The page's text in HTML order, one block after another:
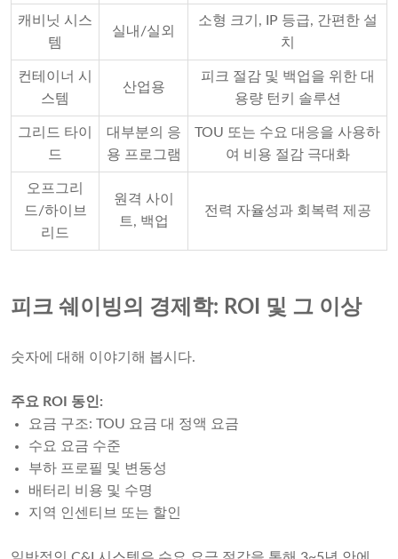
캐비닛 시스
템
실내/실외
소형 크기, IP 등급, 간편한 설
치
컨테이너 시
스템
산업용
피크 절감 및 백업을 위한 대
용량 턴키 솔루션
그리드 타이
드
대부분의 응
용 프로그램
TOU 또는 수요 대응을 사용하
여 비용 절감 극대화
오프그리
드/하이브
리드
원격 사이
트, 백업
전력 자율성과 회복력 제공
피크 쉐이빙의 경제학: ROI 및 그 이상
숫자에 대해 이야기해 봅시다.
주요 ROI 동인:
요금 구조: TOU 요금 대 정액 요금
수요 요금 수준
부하 프로필 및 변동성
배터리 비용 및 수명
지역 인센티브 또는 할인